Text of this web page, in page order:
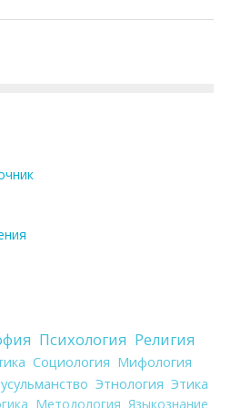
Психология Религия
Социология Мифология
Этнология Этика
Методология Языкознание